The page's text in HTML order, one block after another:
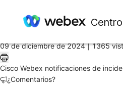
09 de diciembre de 2024 |1365
Cisco Webex notificaciones de
¿Comentarios?